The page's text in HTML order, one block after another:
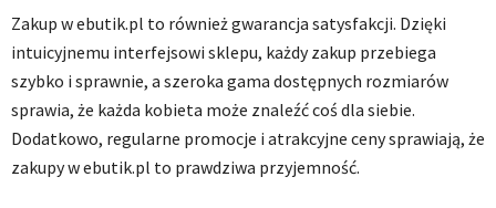
Zakup w ebutik.pl to również gwarancja satysfakcji. Dzięki
intuicyjnemu interfejsowi sklepu, każdy zakup przebiega
szybko i sprawnie, a szeroka gama dostępnych rozmiarów
sprawia, że każda kobieta może znaleźć coś dla siebie.
Dodatkowo, regularne promocje i atrakcyjne ceny sprawiają, że
zakupy w ebutik.pl to prawdziwa przyjemność.